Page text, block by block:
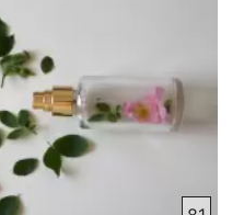
سمیمیت ما نصارتان
همچون انوار پرت و
شما که با اشتیاق تمام
در حال که حضور هر یکی
می‌گیم در ایچه برنامه ای
شادی می‌گوشاییم تا باشد
سلح و آرامش ایسای مسیح
برنامه ای نوبت از